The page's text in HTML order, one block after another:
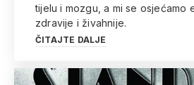
tijelu i mozgu, a mi se osjećamo
zdravije i živahnije.
ČITAJTE DALJE